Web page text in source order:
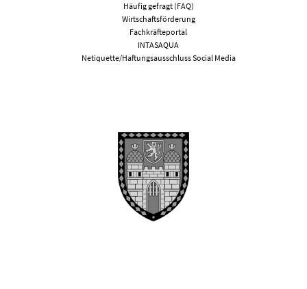
Häufig gefragt (FAQ)
Wirtschaftsförderung
Fachkräfteportal
INTASAQUA
Netiquette/Haftungsausschluss Social Media